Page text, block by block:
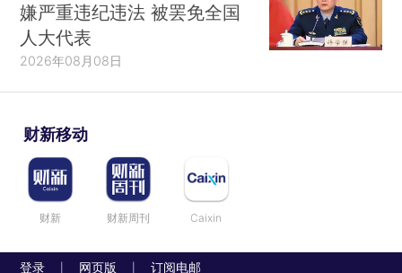
嫌严重违纪违法 被罢免全国
人大代表
2026年08月08日
财新移动
财新 财新周刊 Caixin
登录 网页版 订阅电邮